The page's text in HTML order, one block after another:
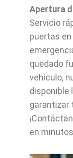
Apertura
Servicio
puertas
quedado
vehículo,
disponible
garantizar
en